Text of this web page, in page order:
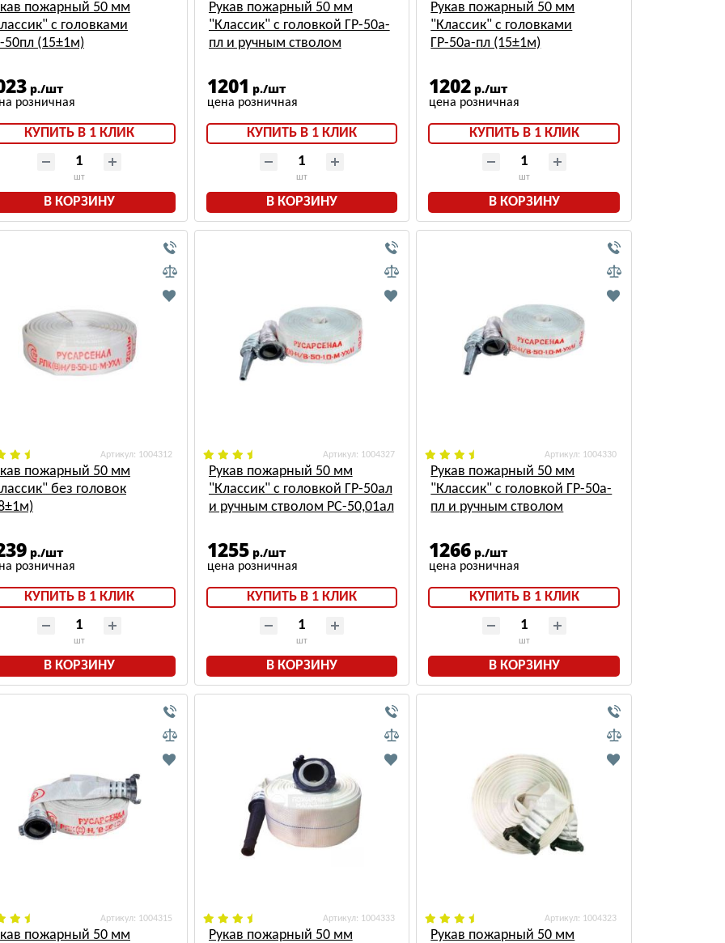
пожарный 50 мм
с головками
50пл (15±1м)
р./шт
КУПИТЬ В 1 КЛИК
шт
В КОРЗИНУ
Рукав пожарный 50 мм
"Классик" с головкой ГР-50а-
пл и ручным стволом
1201 р./шт
КУПИТЬ В 1 КЛИК
шт
В КОРЗИНУ
Рукав пожарный 50 мм
"Классик" с головками
ГР-50а-пл (15±1м)
1202 р./шт
КУПИТЬ В 1 КЛИК
шт
В КОРЗИНУ
: 1004312
пожарный 50 мм
без головок
р./шт
КУПИТЬ В 1 КЛИК
шт
В КОРЗИНУ
: 1004327
Рукав пожарный 50 мм
"Классик" с головкой ГР-50ал
и ручным стволом РС-50,01ал
1255 р./шт
КУПИТЬ В 1 КЛИК
шт
В КОРЗИНУ
: 1004330
Рукав пожарный 50 мм
"Классик" с головкой ГР-50а-
пл и ручным стволом
1266 р./шт
КУПИТЬ В 1 КЛИК
шт
В КОРЗИНУ
: 1004315
пожарный 50 мм
: 1004333
Рукав пожарный 50 мм
: 1004323
Рукав пожарный 50 мм